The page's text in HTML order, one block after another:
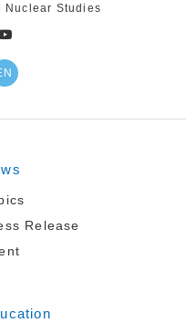
Nuclear Studies
Release